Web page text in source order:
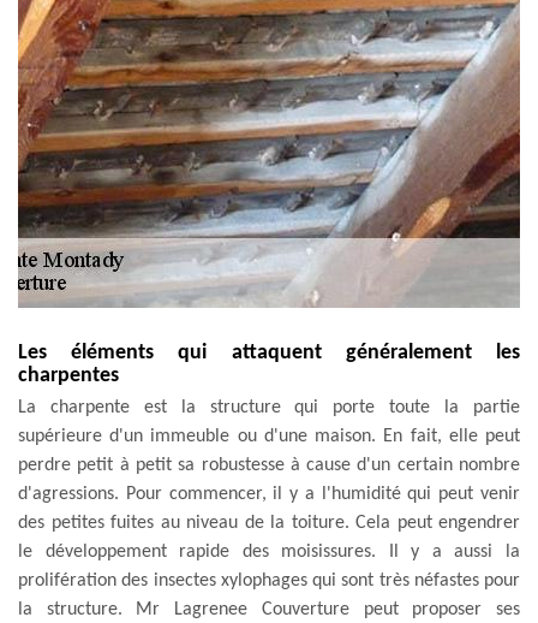
Les éléments qui attaquent généralement les
charpentes
La charpente est la structure qui porte toute la partie
supérieure d'un immeuble ou d'une maison. En fait, elle peut
perdre petit à petit sa robustesse à cause d'un certain nombre
d'agressions. Pour commencer, il y a l'humidité qui peut venir
des petites fuites au niveau de la toiture. Cela peut engendrer
le développement rapide des moisissures. Il y a aussi la
prolifération des insectes xylophages qui sont très néfastes pour
la structure. Mr Lagrenee Couverture peut proposer ses